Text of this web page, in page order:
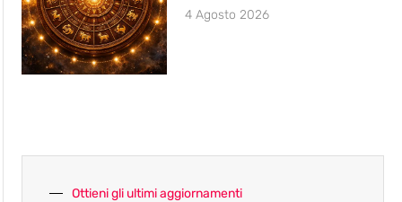
4 Agosto 2026
Ottieni gli ultimi aggiornamenti